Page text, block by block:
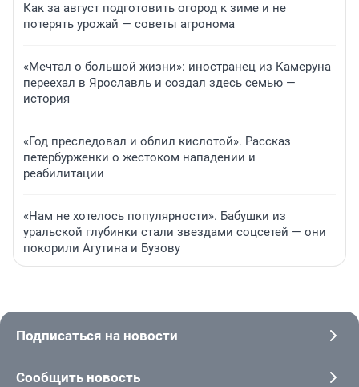
Как за август подготовить огород к зиме и не
потерять урожай — советы агронома
«Мечтал о большой жизни»: иностранец из Камеруна
переехал в Ярославль и создал здесь семью —
история
«Год преследовал и облил кислотой». Рассказ
петербурженки о жестоком нападении и
реабилитации
«Нам не хотелось популярности». Бабушки из
уральской глубинки стали звездами соцсетей — они
покорили Агутина и Бузову
Подписаться на новости
Сообщить новость